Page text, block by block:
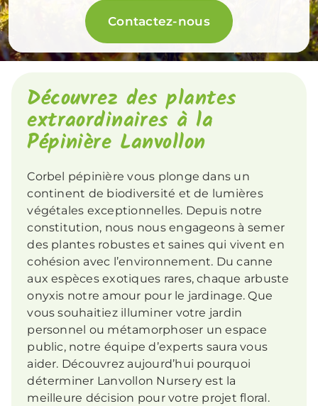
Contactez-nous
Découvrez des plantes
extraordinaires à la
Pépinière Lanvollon
Corbel pépinière vous plonge dans un
continent de biodiversité et de lumières
végétales exceptionnelles. Depuis notre
constitution, nous nous engageons à semer
des plantes robustes et saines qui vivent en
cohésion avec l’environnement. Du canne
aux espèces exotiques rares, chaque arbuste
onyxis notre amour pour le jardinage. Que
vous souhaitiez illuminer votre jardin
personnel ou métamorphoser un espace
public, notre équipe d’experts saura vous
aider. Découvrez aujourd’hui pourquoi
déterminer Lanvollon Nursery est la
meilleure décision pour votre projet floral.